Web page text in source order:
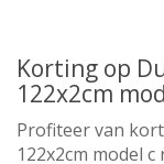
Korting op
122x2cm
Profiteer van
122x2cm model